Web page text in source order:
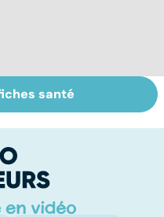
TDAH, un
de
ou sans
santé